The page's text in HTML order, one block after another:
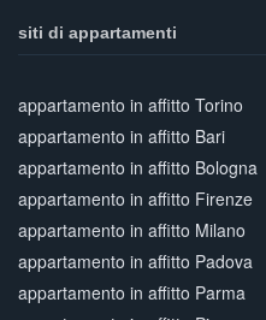
siti di appartamenti
appartamento in affitto Torino
appartamento in affitto Bari
appartamento in affitto Bologna
appartamento in affitto Firenze
appartamento in affitto Milano
appartamento in affitto Padova
appartamento in affitto Parma